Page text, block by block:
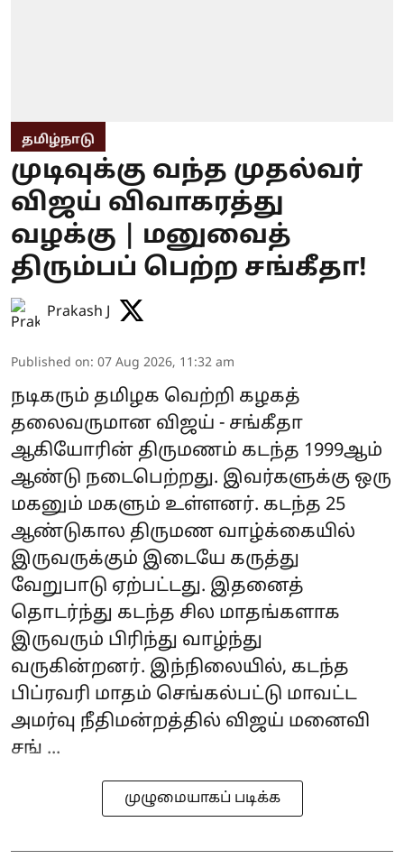
தமிழ்நாடு
முடிவுக்கு வந்த முதல்வர்
விஜய் விவாகரத்து
வழக்கு | மனுவைத்
திரும்பப் பெற்ற சங்கீதா!
Prakash J
Published on: 07 Aug 2026, 11:32 am
நடிகரும் தமிழக வெற்றி கழகத்
தலைவருமான விஜய் - சங்கீதா
ஆகியோரின் திருமணம் கடந்த 1999ஆம்
ஆண்டு நடைபெற்றது. இவர்களுக்கு ஒரு
மகனும் மகளும் உள்ளனர். கடந்த 25
ஆண்டுகால திருமண வாழ்க்கையில்
இருவருக்கும் இடையே கருத்து
வேறுபாடு ஏற்பட்டது. இதனைத்
தொடர்ந்து கடந்த சில மாதங்களாக
இருவரும் பிரிந்து வாழ்ந்து
வருகின்றனர். இந்நிலையில், கடந்த
பிப்ரவரி மாதம் செங்கல்பட்டு மாவட்ட
அமர்வு நீதிமன்றத்தில் விஜய் மனைவி
சங் ...
முழுமையாகப் படிக்க